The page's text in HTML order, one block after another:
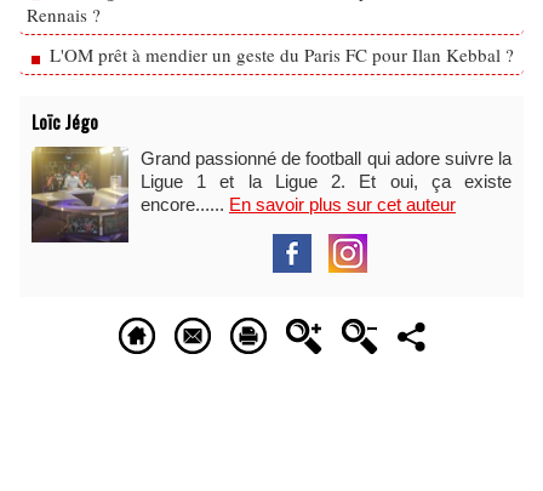
Rennais ?
L'OM prêt à mendier un geste du Paris FC pour Ilan Kebbal ?
Loïc Jégo
Grand passionné de football qui adore suivre la
Ligue 1 et la Ligue 2. Et oui, ça existe
encore...... En savoir plus sur cet auteur